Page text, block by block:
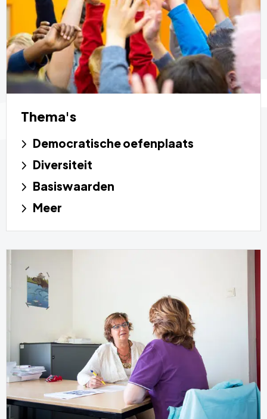
Thema's
Democratische oefenplaats
Diversiteit
Basiswaarden
Meer